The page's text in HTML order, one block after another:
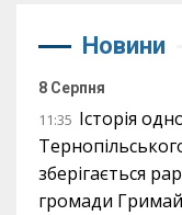
Новини
8 Серпня
11:35 Історія
зберігається
громади